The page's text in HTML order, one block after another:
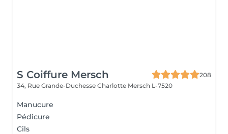
S Coiffure Mersch
208
34, Rue Grande-Duchesse Charlotte Mersch L-7520
Manucure
Pédicure
Cils